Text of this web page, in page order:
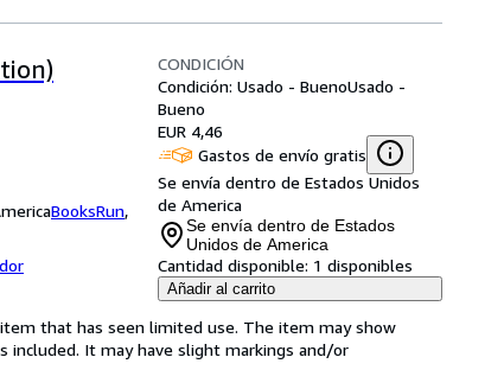
BooksRun,
CONDICIÓN
Condición: Usado - BuenoUsado -
Bueno
EUR 4,46
Gastos de envío gratis
Se envía dentro de Estados Unidos
de America
Se envía dentro de Estados
Unidos de America
Cantidad disponible: 1 disponibles
Añadir al carrito
that has seen limited use. The item may show
It may have slight markings and/or